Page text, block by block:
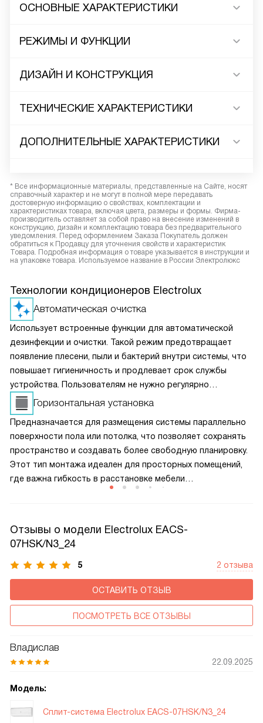
ОСНОВНЫЕ ХАРАКТЕРИСТИКИ
РЕЖИМЫ И ФУНКЦИИ
ДИЗАЙН И КОНСТРУКЦИЯ
ТЕХНИЧЕСКИЕ ХАРАКТЕРИСТИКИ
ДОПОЛНИТЕЛЬНЫЕ ХАРАКТЕРИСТИКИ
* Все информационные материалы, представленные на Сайте, носят
справочный характер и не могут в полной мере передавать
достоверную информацию о свойствах, комплектации и
характеристиках товара, включая цвета, размеры и формы. Фирма-
производитель оставляет за собой право на внесение изменений в
конструкцию, дизайн и комплектацию товара без предварительного
уведомления. Перед оформлением Заказа Покупатель должен
обратиться к Продавцу для уточнения свойств и характеристик
Товара. Подробная информация о товаре указывается в инструкции и
на упаковке товара. Используемое название в России Электролюкс
Технологии кондиционеров Electrolux
Автоматическая очистка
Использует встроенные функции для автоматической
дезинфекции и очистки. Такой режим предотвращает
появление плесени, пыли и бактерий внутри системы, что
повышает гигиеничность и продлевает срок службы
устройства. Пользователям не нужно регулярно
проводить сложное обслуживание — техника сама
заботится о своей чистоте, оставаясь эффективной
и безопасной.
Горизонтальная установка
Предназначается для размещения системы параллельно
поверхности пола или потолка, что позволяет сохранять
пространство и создавать более свободную планировку.
Этот тип монтажа идеален для просторных помещений,
где важна гибкость в расстановке мебели
температуры.
Отзывы о модели Electrolux EACS-
07HSK/N3_24
5 2 отзыва
ОСТАВИТЬ ОТЗЫВ
ПОСМОТРЕТЬ ВСЕ ОТЗЫВЫ
Владислав
22.09.2025
Модель:
Сплит-система Electrolux EACS-07HSK/N3_24